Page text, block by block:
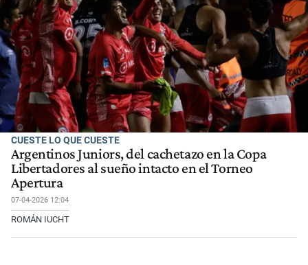
CUESTE LO QUE CUESTE
Argentinos Juniors, del cachetazo en la Copa
Libertadores al sueño intacto en el Torneo
Apertura
07-04-2026 12:04
ROMÁN IUCHT